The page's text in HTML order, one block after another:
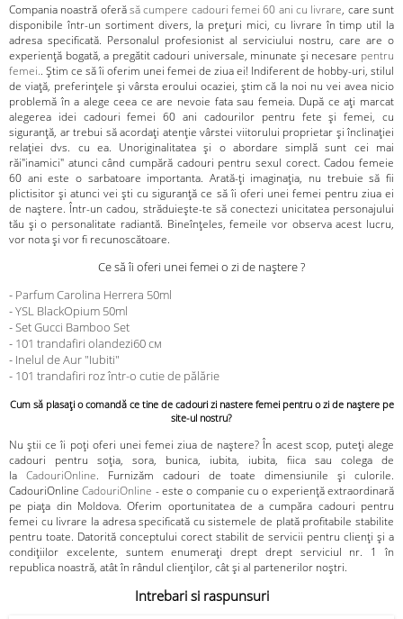
Compania noastră oferăsă cumpere cadouri femei 60 ani cu livrare, care sunt
disponibile într-un sortiment divers, la prețuri mici, cu livrare în timp util la
adresa specificată. Personalul profesionist al serviciului nostru, care are o
experiență bogată, a pregătit cadouri universale, minunate și necesare pentru
femei.. Știm ce să îi oferim unei femei de ziua ei! Indiferent de hobby-uri, stilul
de viață, preferințele și vârsta eroului ocaziei, știm că la noi nu vei avea nicio
problemă în a alege ceea ce are nevoie fata sau femeia. După ce ați marcat
alegerea idei cadouri femei 60 ani cadourilor pentru fete și femei, cu
siguranță, ar trebui să acordați atenție vârstei viitorului proprietar și înclinației
relației dvs. cu ea. Unoriginalitatea și o abordare simplă sunt cei mai
răi"inamici" atunci când cumpără cadouri pentru sexul corect. Cadou femeie
60 ani este o sarbatoare importanta. Arată-ți imaginația, nu trebuie să fii
plictisitor și atunci vei ști cu siguranță ce să îi oferi unei femei pentru ziua ei
de naștere. Într-un cadou, străduiește-te să conectezi unicitatea personajului
tău și o personalitate radiantă. Bineînțeles, femeile vor observa acest lucru,
vor nota și vor fi recunoscătoare.
Ce să îi oferi unei femei o zi de naștere ?
- Parfum Carolina Herrera 50ml
-YSL BlackOpium 50ml
-Set Gucci Bamboo Set
- 101 trandafiri olandezi60 см
- Inelul de Aur "Iubiti"
- 101 trandafiri roz într-o cutie de pălărie
Cum să plasați o comandă ce tine de cadouri zi nastere femei pentru o zi de naștere pe
site-ul nostru?
Nu știi ce îi poți oferi unei femei ziua de naștere? În acest scop, puteți alege
cadouri pentru soția, sora, bunica, iubita, iubita, fiica sau colega de
la CadouriOnline. Furnizăm cadouri de toate dimensiunile și culorile.
CadouriOnlineCadouriOnline - este o companie cu o experiență extraordinară
pe piața din Moldova. Oferim oportunitatea de a cumpăra cadouri pentru
femei cu livrare la adresa specificată cu sistemele de plată profitabile stabilite
pentru toate. Datorită conceptului corect stabilit de servicii pentru clienți și a
condițiilor excelente, suntem enumerați drept drept serviciul nr. 1 în
republica noastră, atât în ​​rândul clienților, cât și al partenerilor noștri.
Intrebari si raspunsuri